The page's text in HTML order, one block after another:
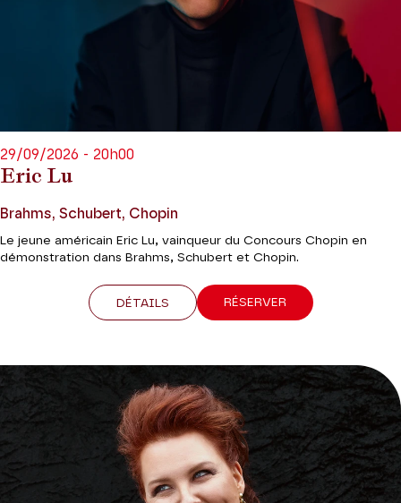
Eric Lu
29/09/2026 - 20h00
Brahms, Schubert, Chopin
Le jeune américain Eric Lu, vainqueur du Concours Chopin en
démonstration dans Brahms, Schubert et Chopin.
DÉTAILS RÉSERVER